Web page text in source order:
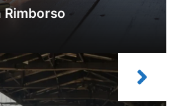
Rimborso